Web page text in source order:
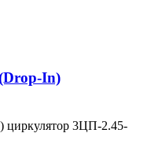
In)
циркулятор 3ЦП-2.45-